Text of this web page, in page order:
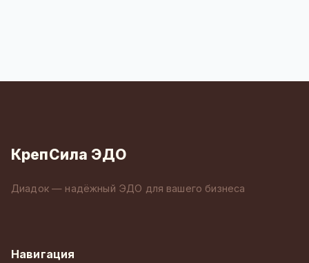
КрепСила ЭДО
Диадок — надёжный ЭДО для вашего бизнеса
Навигация